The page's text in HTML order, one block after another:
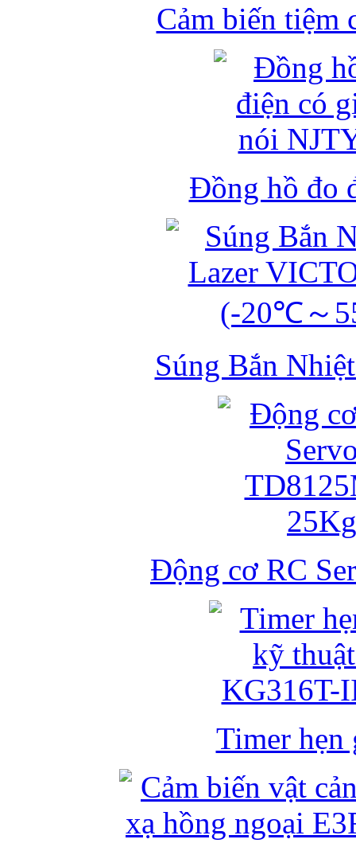
Cảm biến tiệm
Đồng hồ đo
Súng Bắn
Động cơ RC
Timer hẹn